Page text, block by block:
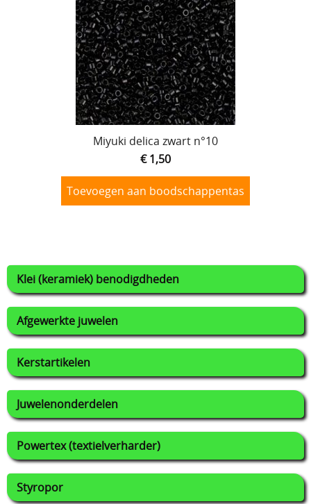
Klei (keramiek) benodigdheden
Afgewerkte juwelen
Kerstartikelen
Juwelenonderdelen
Powertex (textielverharder)
Styropor
Miyuki delica zwart n°10
€ 1,50
Toevoegen aan boodschappentas